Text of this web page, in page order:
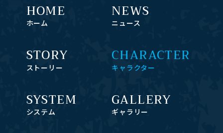
HOME
ホーム
NEWS
ニュース
STORY
ストーリー
CHARACTER
キャラクター
SYSTEM
システム
GALLERY
ギャラリー